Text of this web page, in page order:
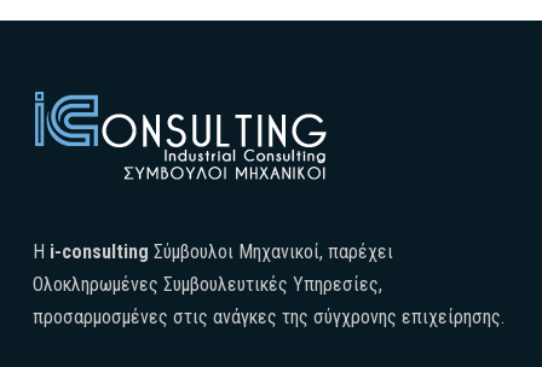
H i-consulting Σύμβουλοι Μηχανικοί, παρέχει
Ολοκληρωμένες Συμβουλευτικές Υπηρεσίες,
προσαρμοσμένες στις ανάγκες της σύγχρονης επιχείρησης.